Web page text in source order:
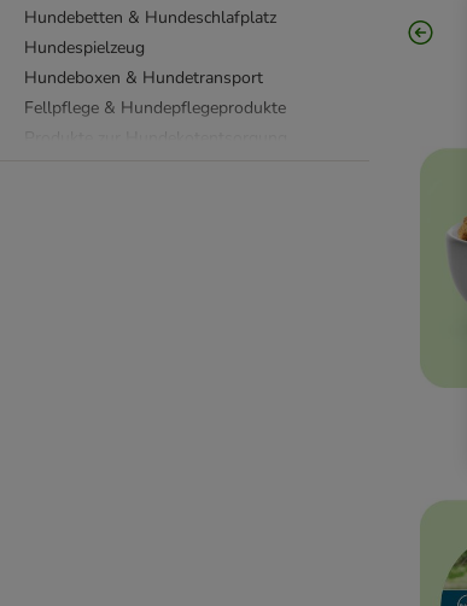
Hundebetten & Hundeschlafplatz
Hundespielzeug
Hundeboxen & Hundetransport
Fellpflege & Hundepflegeprodukte